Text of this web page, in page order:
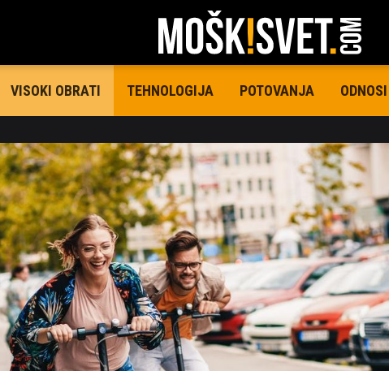
VISOKI OBRATI TEHNOLOGIJA POTOVANJA ODNOSI